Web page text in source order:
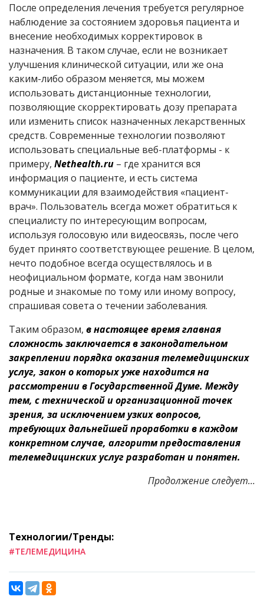
После определения лечения требуется регулярное
наблюдение за состоянием здоровья пациента и
внесение необходимых корректировок в
назначения. В таком случае, если не возникает
улучшения клинической ситуации, или же она
каким-либо образом меняется, мы можем
использовать дистанционные технологии,
позволяющие скорректировать дозу препарата
или изменить список назначенных лекарственных
средств. Современные технологии позволяют
использовать специальные веб-платформы - к
примеру, Nethealth.ru – где хранится вся
информация о пациенте, и есть система
коммуникации для взаимодействия «пациент-
врач». Пользователь всегда может обратиться к
специалисту по интересующим вопросам,
используя голосовую или видеосвязь, после чего
будет принято соответствующее решение. В целом,
нечто подобное всегда осуществлялось и в
неофициальном формате, когда нам звонили
родные и знакомые по тому или иному вопросу,
спрашивая совета о течении заболевания.
Таким образом, в настоящее время главная
сложность заключается в законодательном
закреплении порядка оказания телемедицинских
услуг, закон о которых уже находится на
рассмотрении в Государственной Думе. Между
тем, с технической и организационной точек
зрения, за исключением узких вопросов,
требующих дальнейшей проработки в каждом
конкретном случае, алгоритм предоставления
телемедицинских услуг разработан и понятен.
Продолжение следует…
Технологии/Тренды:
#ТЕЛЕМЕДИЦИНА